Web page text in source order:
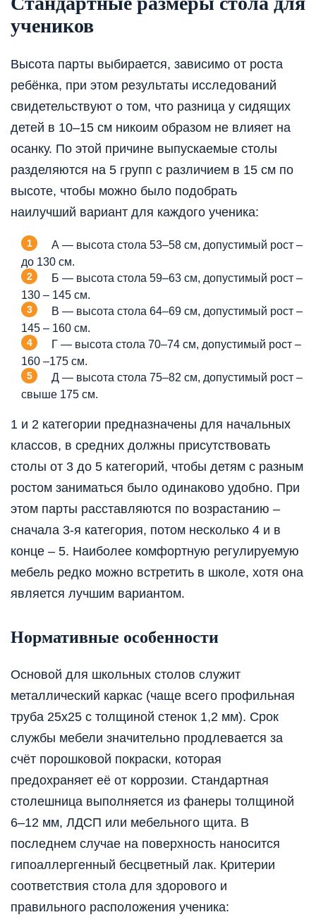
учеников
Высота парты выбирается, зависимо от роста
ребёнка, при этом результаты исследований
свидетельствуют о том, что разница у сидящих
детей в 10–15 см никоим образом не влияет на
осанку. По этой причине выпускаемые столы
разделяются на 5 групп с различием в 15 см по
высоте, чтобы можно было подобрать
наилучший вариант для каждого ученика:
А — высота стола 53–58 см, допустимый рост –
до 130 см.
Б — высота стола 59–63 см, допустимый рост –
130 – 145 см.
В — высота стола 64–69 см, допустимый рост –
145 – 160 см.
Г — высота стола 70–74 см, допустимый рост –
160 –175 см.
Д — высота стола 75–82 см, допустимый рост –
свыше 175 см.
1 и 2 категории предназначены для начальных
классов, в средних должны присутствовать
столы от 3 до 5 категорий, чтобы детям с разным
ростом заниматься было одинаково удобно. При
этом парты расставляются по возрастанию –
сначала 3-я категория, потом несколько 4 и в
конце – 5. Наиболее комфортную регулируемую
мебель редко можно встретить в школе, хотя она
является лучшим вариантом.
Нормативные особенности
Основой для школьных столов служит
металлический каркас (чаще всего профильная
труба 25х25 с толщиной стенок 1,2 мм). Срок
службы мебели значительно продлевается за
счёт порошковой покраски, которая
предохраняет её от коррозии. Стандартная
столешница выполняется из фанеры толщиной
6–12 мм, ЛДСП или мебельного щита. В
последнем случае на поверхность наносится
гипоаллергенный бесцветный лак. Критерии
соответствия стола для здорового и
правильного расположения ученика: